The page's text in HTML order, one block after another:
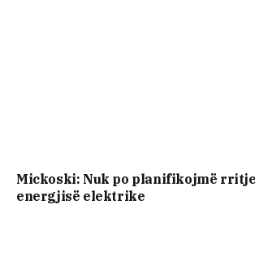
Mickoski: Nuk po planifikojmë
energjisë elektrike